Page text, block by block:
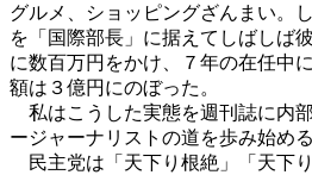
グルメ、ショッピングざんまい。
を「国際部長」に据えてしばしば
に数百万円をかけ、７年の在任中
額は３億円にのぼった。
私はこうした実態を週刊誌に内
ージャーナリストの道を歩み始め
民主党は「天下り根絶」「天下